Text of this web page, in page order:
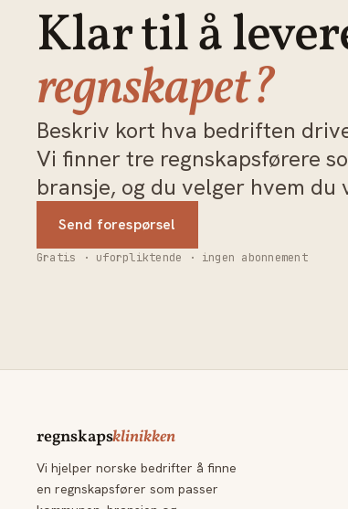
Klar til å
regnskapet?
Beskriv kort hva bedriften
Vi finner tre regnskapsførere
bransje, og du velger hvem du
Send forespørsel
Gratis · uforpliktende · ingen abonnement
regnskapsklinikken
Vi hjelper norske bedrifter å finne
en regnskapsfører som passer